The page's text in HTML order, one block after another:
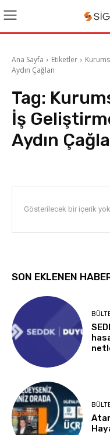
Ana Sayfa Etiketler
Aydın Çağlan
Tag:
İş
Aydın
Gösterilecek bir içerik yok
SON EKLENEN